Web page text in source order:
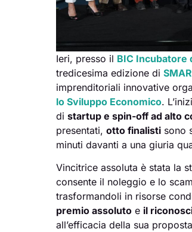
Ieri, presso il BIC Incubatore
tredicesima edizione di
imprenditoriali innovative
lo Sviluppo Economico.
distartup e spin-off ad alto
presentati,otto finalisti sono
minuti davanti a una giuria
Vincitrice assoluta è stata la
consente il noleggio e lo
trasformandoli in risorse
premio assoluto e il
all’efficacia della sua